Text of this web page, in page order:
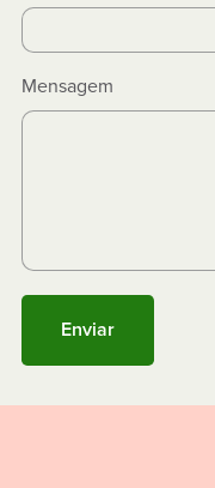
Mensagem
Enviar